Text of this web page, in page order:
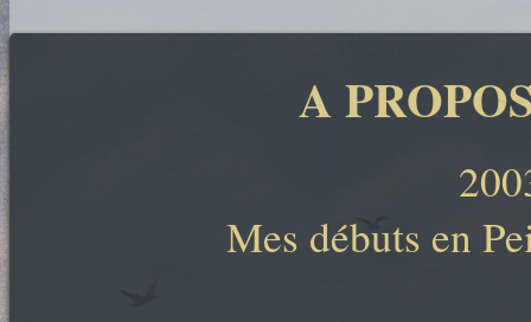
A
Mes débuts en